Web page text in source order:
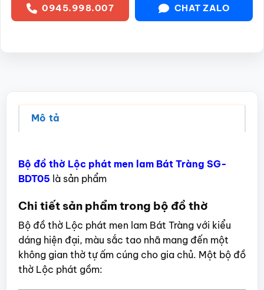
0945.998.007 CHAT ZALO
Mô tả
Bộ đồ thờ Lộc phát men lam Bát Tràng SG-
BDT05 là sản phẩm
Chi tiết sản phẩm trong bộ đồ thờ
Bộ đồ thờ Lộc phát men lam Bát Tràng với kiểu
dáng hiện đại, màu sắc tao nhã mang đến một
không gian thờ tự ấm cúng cho gia chủ. Một bộ đồ
thờ Lộc phát gồm: